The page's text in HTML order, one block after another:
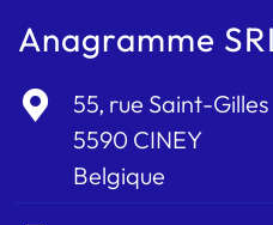
Anagramme
55, rue Saint-Gilles
5590 CINEY
Belgique